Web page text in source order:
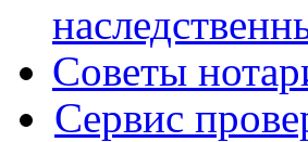
Советы
Сервис